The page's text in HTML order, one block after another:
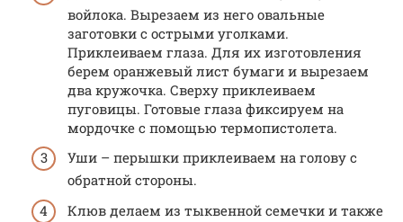
войлока. Вырезаем из него овальные
заготовки с острыми уголками.
Приклеиваем глаза. Для их изготовления
берем оранжевый лист бумаги и вырезаем
два кружочка. Сверху приклеиваем
пуговицы. Готовые глаза фиксируем на
мордочке с помощью термопистолета.
Уши – перышки приклеиваем на голову с
обратной стороны.
Клюв делаем из тыквенной семечки и также